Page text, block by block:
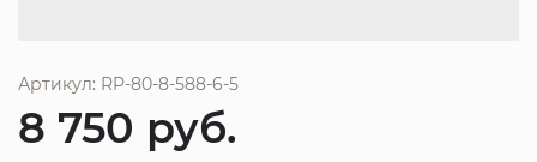
Артикул: RP-80-8-588-6-5
8 750 руб.